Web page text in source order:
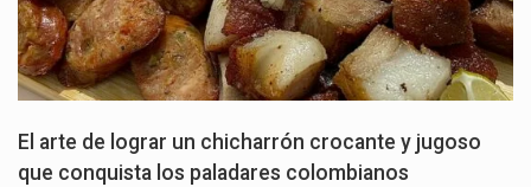
El arte de lograr un chicharrón crocante y jugoso
que conquista los paladares colombianos